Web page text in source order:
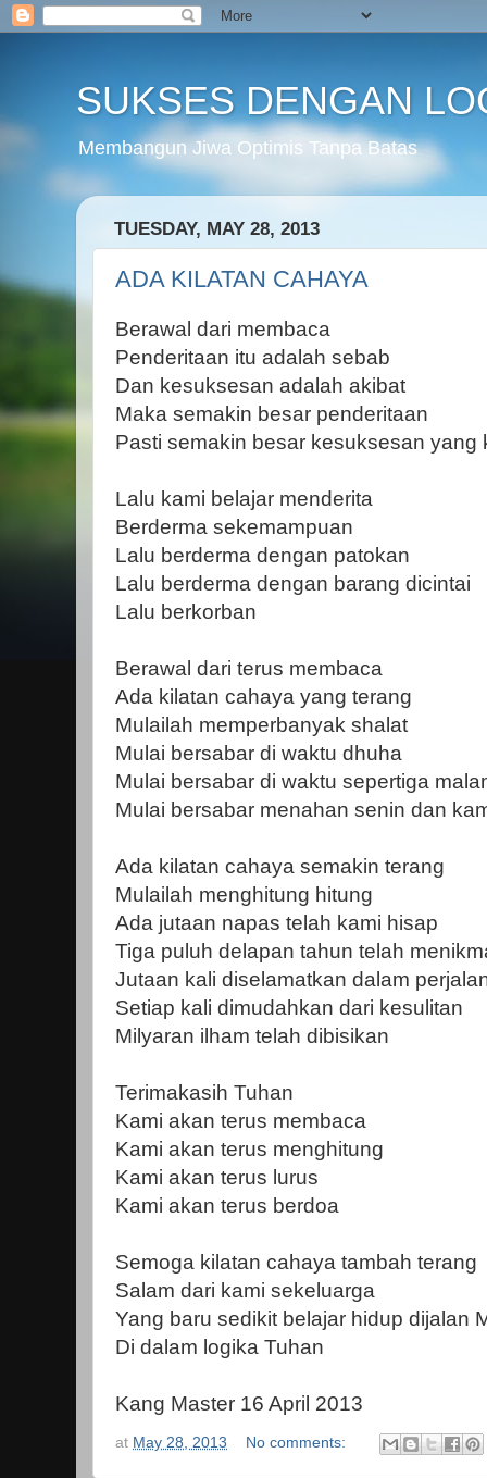
SUKSES DENGAN
Membangun Jiwa Optimis Tanpa Batas
TUESDAY, MAY 28, 2013
ADA KILATAN CAHAYA
Berawal dari membaca
Penderitaan itu adalah sebab
Dan kesuksesan adalah akibat
Maka semakin besar penderitaan
Pasti semakin besar kesuksesan yang
Lalu kami belajar menderita
Berderma sekemampuan
Lalu berderma dengan patokan
Lalu berderma dengan barang dicintai
Lalu berkorban
Berawal dari terus membaca
Ada kilatan cahaya yang terang
Mulailah memperbanyak shalat
Mulai bersabar di waktu dhuha
Mulai bersabar di waktu sepertiga
Mulai bersabar menahan senin dan
Ada kilatan cahaya semakin terang
Mulailah menghitung hitung
Ada jutaan napas telah kami hisap
Tiga puluh delapan tahun telah
Jutaan kali diselamatkan dalam
Setiap kali dimudahkan dari kesulitan
Milyaran ilham telah dibisikan
Terimakasih Tuhan
Kami akan terus membaca
Kami akan terus menghitung
Kami akan terus lurus
Kami akan terus berdoa
Semoga kilatan cahaya tambah terang
Salam dari kami sekeluarga
Yang baru sedikit belajar hidup dijalan
Di dalam logika Tuhan
Kang Master 16 April 2013
at May 28, 2013 No comments: